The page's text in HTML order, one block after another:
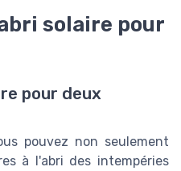
solaire pour
pour deux
pouvez non seulement
à l'abri des intempéries